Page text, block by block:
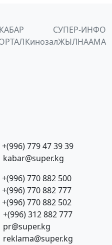
СУПЕР-ИНФО
КинозалЖЫЛНААМА
+(996) 779 47 39 39
kabar@super.kg
+(996) 770 882 500
+(996) 770 882 777
+(996) 770 882 502
+(996) 312 882 777
pr@super.kg
reklama@super.kg